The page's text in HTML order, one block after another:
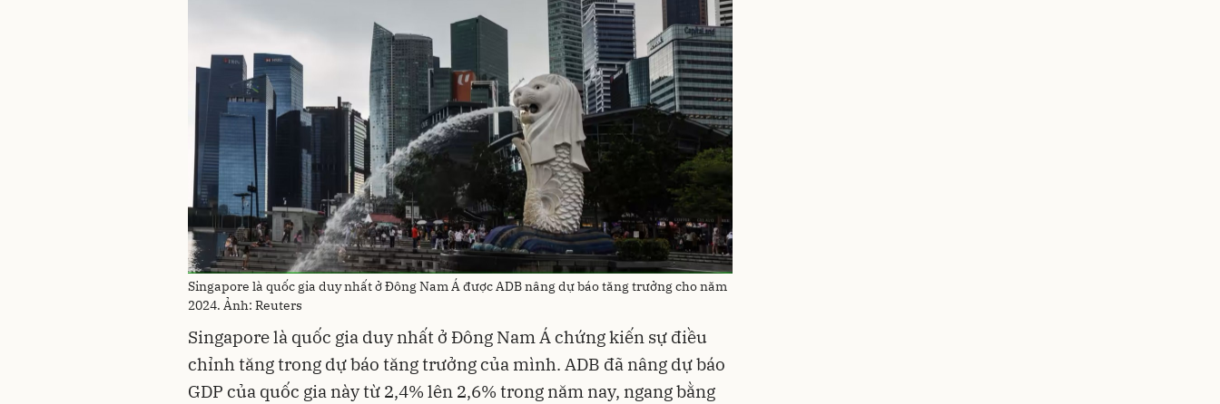
Singapore là quốc gia duy nhất ở Đông Nam Á được ADB nâng dự báo tăng trưởng cho năm
2024. Ảnh: Reuters
Singapore là quốc gia duy nhất ở Đông Nam Á chứng kiến ​​sự điều
chỉnh tăng trong dự báo tăng trưởng của mình. ADB đã nâng dự báo
GDP của quốc gia này từ 2,4% lên 2,6% trong năm nay, ngang bằng